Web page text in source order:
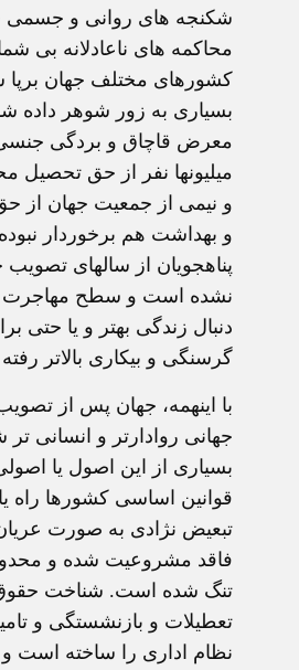
شکنجه های روانی و جسمی
محاکمه های ناعادلانه بی
کشورهای مختلف جهان برپا
بسياری به زور شوهر داده
معرض قاچاق و بردگی جنسی
ميليونها نفر از حق تحصيل
و نيمی از جمعيت جهان از
و بهداشت هم برخوردار
پناهجويان از سالهای
نشده است و سطح مهاجرت
دنبال زندگی بهتر و يا حتی
گرسنگی و بيکاری بالاتر
با اينهمه، جهان پس از
جهانی روادارتر و انسانی
بسياری از اين اصول يا
قوانين اساسی کشورها راه
تبعيض نژادی به صورت
فاقد مشروعيت شده و محدوده
تنگ شده است. شناخت
تعطيلات و بازنشستگی و
نظام اداری را ساخته است